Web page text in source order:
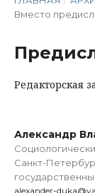
Вместо
Редакторская
Александр
Санкт-
alexander-